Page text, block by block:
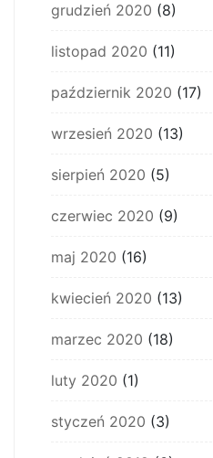
grudzień 2020 (8)
listopad 2020 (11)
październik 2020 (17)
wrzesień 2020 (13)
sierpień 2020 (5)
czerwiec 2020 (9)
maj 2020 (16)
kwiecień 2020 (13)
marzec 2020 (18)
luty 2020 (1)
styczeń 2020 (3)